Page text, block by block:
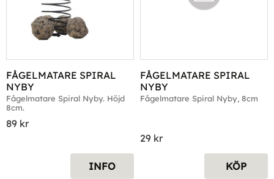
FÅGELMATARE SPIRAL
NYBY
Fågelmatare Spiral Nyby. Höjd
8cm.
89 kr
INFO
FÅGELMATARE SPIRAL
NYBY
Fågelmatare Spiral Nyby, 8cm
29 kr
KÖP